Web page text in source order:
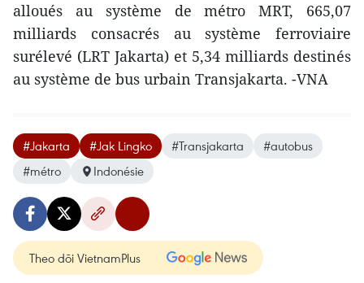
alloués au système de métro MRT, 665,07
milliards consacrés au système ferroviaire
surélevé (LRT Jakarta) et 5,34 milliards destinés
au système de bus urbain Transjakarta. -VNA
#Jakarta #Jak Lingko #Transjakarta
#autobus
#métro
Indonésie
Theo dõi VietnamPlus